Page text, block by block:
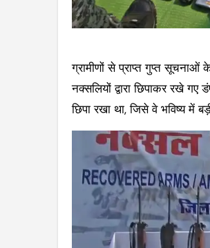
ग्रामीणों से प्राप्त गुप्त
नक्सलियों द्वारा छिपाकर रखे
छिपा रखा था, जिसे वे भविष्य